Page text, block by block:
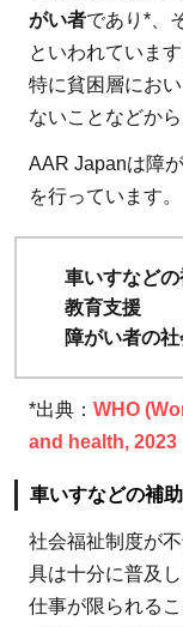
がい者であり*、
といわれています
特に貧困層にお
ないことなどか
AAR Japanは障
を行っています。
車いすなど
教育支援
障がい者の
*出典： WHO
and health, 2023
車いすなどの補
社会福祉制度が
具は十分に普及
仕事が限られる